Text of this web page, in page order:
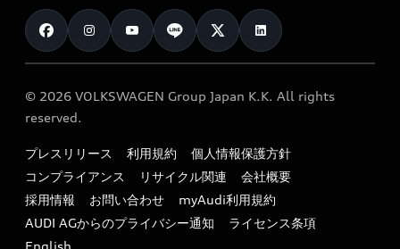
カタログ一覧
車検 / 定期点検
e-tronアフターサポート
myAudi
クオリティ
保証
メンテナンス
ファイナンス
キャンペーン / イベント
買取査定
お知らせ
オーナー様向けキャンペーン
特定整備適用車一覧
リサイクル法
よくある質問（FAQ）
© 2026 VOLKSWAGEN Group Japan K.K. All rights
reserved.
プレスリリース 利用規約
個人情報保護方針
コンプライアンス
リサイクル関連
会社概要
採用情報
お問い合わせ
myAudi利用規約
AUDI AGからのプライバシー通知
ライセンス条項
English